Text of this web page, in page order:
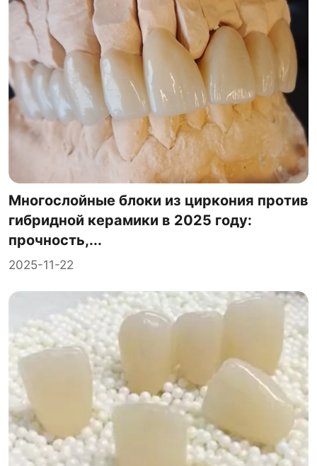
Многослойные блоки из циркония против
гибридной керамики в 2025 году:
прочность,...
2025-11-22